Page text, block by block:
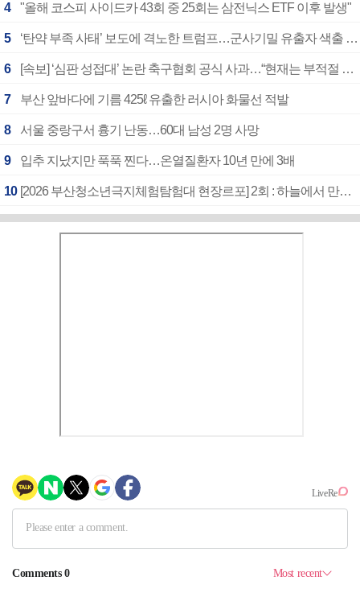
4 "올해 코스피 사이드카 43회 중 25회는 삼전닉스 ETF 이후 발생"
5 ‘탄약 부족 사태’ 보도에 격노한 트럼프…군사기밀 유출자 색출 지시
6 [속보] ‘심판 성접대’ 논란 축구협회 공식 사과…“현재는 부적절 행위 없어”
7 부산 앞바다에 기름 425ℓ 유출한 러시아 화물선 적발
8 서울 중랑구서 흉기 난동…60대 남성 2명 사망
9 입추 지났지만 푹푹 찐다…온열질환자 10년 만에 3배
10 [2026 부산청소년극지체험탐험대 현장르포] 2회 : 하늘에서 만난 얼음의 나라